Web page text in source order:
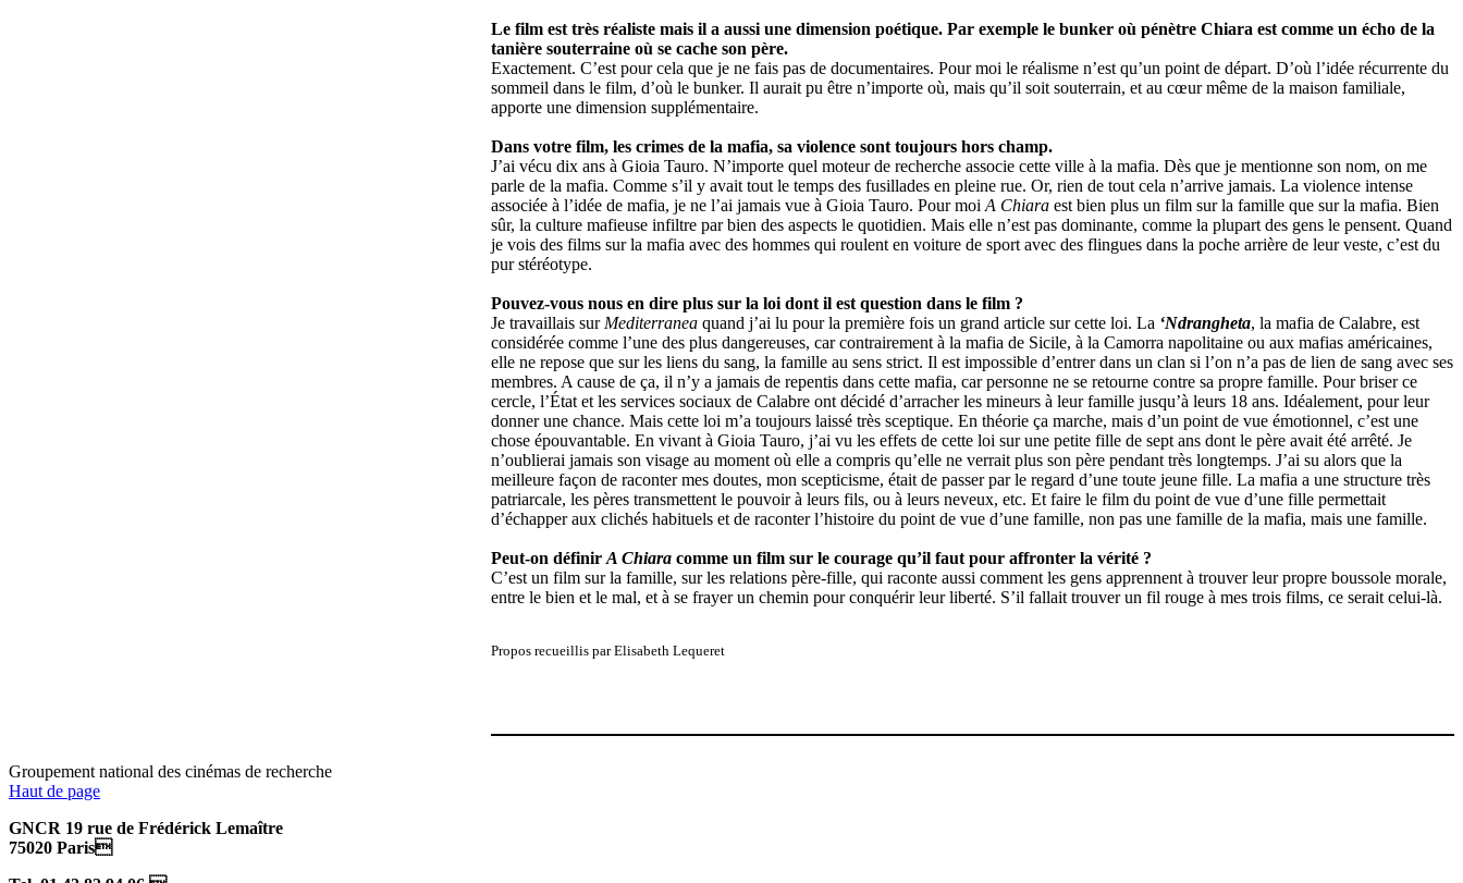
Le film est très réaliste mais il a aussi une dimension poétique. Par exemple le bunker où pénètre Chiara est comme un écho de la
tanière souterraine où se cache son père.
Exactement. C’est pour cela que je ne fais pas de documentaires. Pour moi le réalisme n’est qu’un point de départ. D’où l’idée récurrente du
sommeil dans le film, d’où le bunker. Il aurait pu être n’importe où, mais qu’il soit souterrain, et au cœur même de la maison familiale,
apporte une dimension supplémentaire.
Dans votre film, les crimes de la mafia, sa violence sont toujours hors champ.
J’ai vécu dix ans à Gioia Tauro. N’importe quel moteur de recherche associe cette ville à la mafia. Dès que je mentionne son nom, on me
parle de la mafia. Comme s’il y avait tout le temps des fusillades en pleine rue. Or, rien de tout cela n’arrive jamais. La violence intense
associée à l’idée de mafia, je ne l’ai jamais vue à Gioia Tauro. Pour moi A Chiaraest bien plus un film sur la famille que sur la mafia. Bien
sûr, la culture mafieuse infiltre par bien des aspects le quotidien. Mais elle n’est pas dominante, comme la plupart des gens le pensent. Quand
je vois des films sur la mafia avec des hommes qui roulent en voiture de sport avec des flingues dans la poche arrière de leur veste, c’est du
pur stéréotype.
Pouvez-vous nous en dire plus sur la loi dont il est question dans le film ?
Je travaillais sur Mediterraneaquand j’ai lu pour la première fois un grand article sur cette loi. La ‘Ndrangheta, la mafia de Calabre, est
considérée comme l’une des plus dangereuses, car contrairement à la mafia de Sicile, à la Camorra napolitaine ou aux mafias américaines,
elle ne repose que sur les liens du sang, la famille au sens strict. Il est impossible d’entrer dans un clan si l’on n’a pas de lien de sang avec ses
membres. A cause de ça, il n’y a jamais de repentis dans cette mafia, car personne ne se retourne contre sa propre famille. Pour briser ce
cercle, l’État et les services sociaux de Calabre ont décidé d’arracher les mineurs à leur famille jusqu’à leurs 18 ans. Idéalement, pour leur
donner une chance. Mais cette loi m’a toujours laissé très sceptique. En théorie ça marche, mais d’un point de vue émotionnel, c’est une
chose épouvantable. En vivant à Gioia Tauro, j’ai vu les effets de cette loi sur une petite fille de sept ans dont le père avait été arrêté. Je
n’oublierai jamais son visage au moment où elle a compris qu’elle ne verrait plus son père pendant très longtemps. J’ai su alors que la
meilleure façon de raconter mes doutes, mon scepticisme, était de passer par le regard d’une toute jeune fille. La mafia a une structure très
patriarcale, les pères transmettent le pouvoir à leurs fils, ou à leurs neveux, etc. Et faire le film du point de vue d’une fille permettait
d’échapper aux clichés habituels et de raconter l’histoire du point de vue d’une famille, non pas une famille de la mafia, mais une famille.
Peut-on définir A Chiaracomme un film sur le courage qu’il faut pour affronter la vérité ?
C’est un film sur la famille, sur les relations père-fille, qui raconte aussi comment les gens apprennent à trouver leur propre boussole morale,
entre le bien et le mal, et à se frayer un chemin pour conquérir leur liberté. S’il fallait trouver un fil rouge à mes trois films, ce serait celui-là.
Propos recueillis par Elisabeth Lequeret
Groupement national des cinémas de recherche
Haut de page
GNCR 19 rue de Frédérick Lemaître
75020 Paris